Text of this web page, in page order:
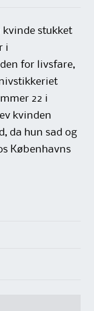
kvinde stukket
i
for livsfare,
22 i
kvinden
da hun sad og
Københavns